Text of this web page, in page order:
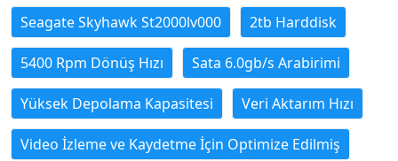
Seagate Skyhawk St2000lv000 2tb Harddisk
5400 Rpm Dönüş Hızı Sata 6.0gb/s Arabirimi
Yüksek Depolama Kapasitesi Veri Aktarım Hızı
Video İzleme ve Kaydetme İçin Optimize Edilmiş